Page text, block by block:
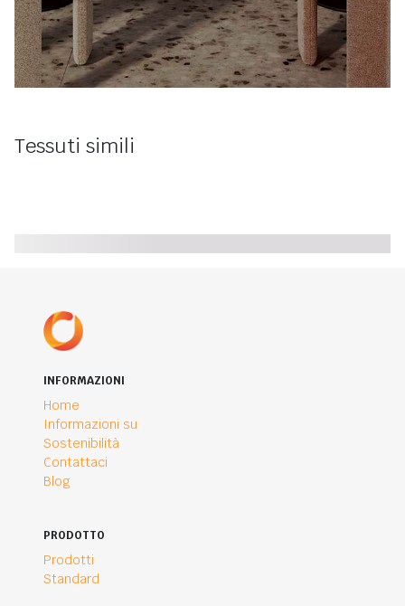
Tessuti simili
INFORMAZIONI
Home
Informazioni su
Sostenibilità
Contattaci
Blog
PRODOTTO
Prodotti
Standard